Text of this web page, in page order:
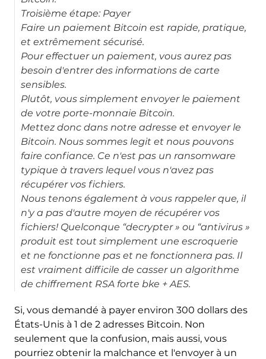
Troisième étape: Payer
Faire un paiement Bitcoin est rapide, pratique,
et extrêmement sécurisé.
Pour effectuer un paiement, vous aurez pas
besoin d'entrer des informations de carte
sensibles.
Plutôt, vous simplement envoyer le paiement
de votre porte-monnaie Bitcoin.
Mettez donc dans notre adresse et envoyer le
Bitcoin. Nous sommes legit et nous pouvons
faire confiance. Ce n'est pas un ransomware
typique à travers lequel vous n'avez pas
récupérer vos fichiers.
Nous tenons également à vous rappeler que, il
n'y a pas d'autre moyen de récupérer vos
fichiers! Quelconque “decrypter » ou “antivirus »
produit est tout simplement une escroquerie
et ne fonctionne pas et ne fonctionnera pas. Il
est vraiment difficile de casser un algorithme
de chiffrement RSA forte bke + AES.
Si, vous demandé à payer environ 300 dollars des
États-Unis à 1 de 2 adresses Bitcoin. Non
seulement que la confusion, mais aussi, vous
pourriez obtenir la malchance et l'envoyer à un